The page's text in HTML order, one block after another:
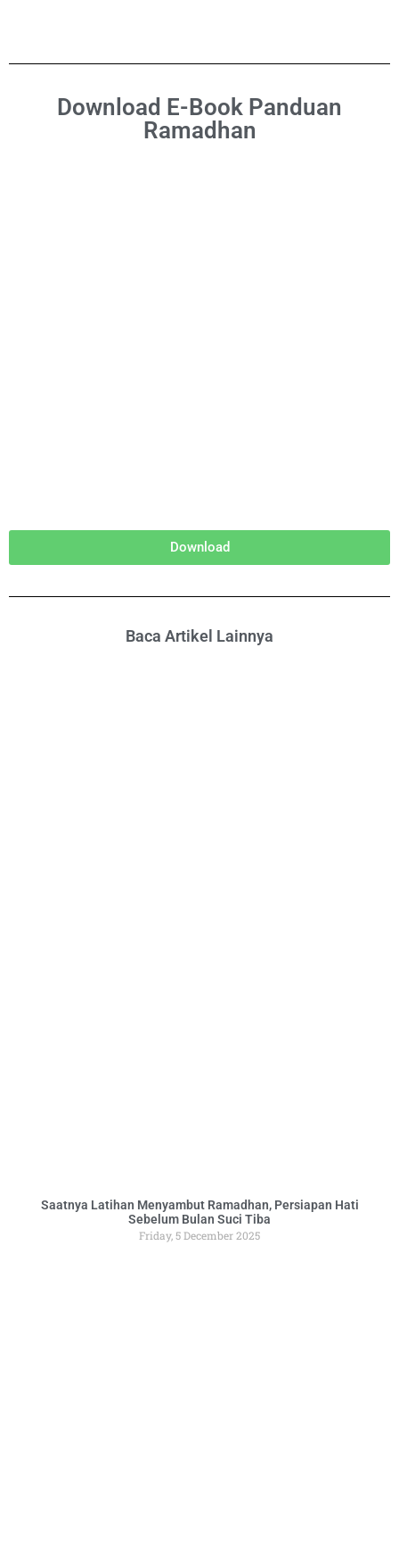
Download E-Book Panduan
Ramadhan
Download
Baca Artikel Lainnya
Saatnya Latihan Menyambut Ramadhan, Persiapan Hati
Sebelum Bulan Suci Tiba
Friday, 5 December 2025